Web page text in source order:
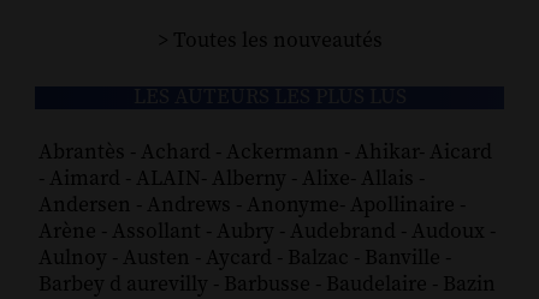
> Toutes les nouveautés
Abrantès - Achard - Ackermann - Ahikar- Aicard
- Aimard - ALAIN- Alberny - Alixe- Allais -
Andersen - Andrews - Anonyme- Apollinaire -
Arène - Assollant - Aubry - Audebrand - Audoux -
Aulnoy - Austen - Aycard - Balzac - Banville -
Barbey d aurevilly - Barbusse - Baudelaire - Bazin